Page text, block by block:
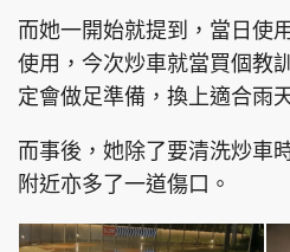
而她一開始就提到，當日使
使用，今次炒車就當買個教
定會做足準備，換上適合雨
而事後，她除了要清洗炒車
附近亦多了一道傷口。